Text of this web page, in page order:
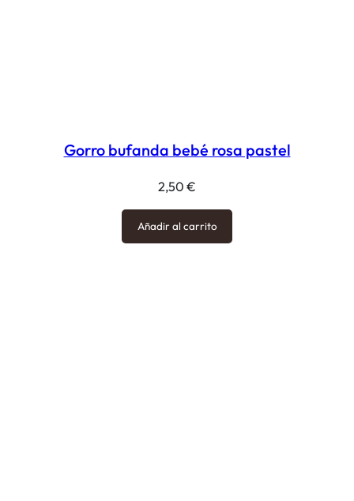
Gorro bufanda bebé rosa pastel
2,50 €
Añadir al carrito